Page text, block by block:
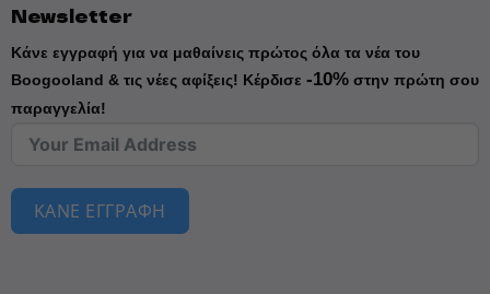
Newsletter
Κάνε εγγραφή για να μαθαίνεις πρώτος όλα τα νέα του
Boogooland & τις νέες αφίξεις! Κέρδισε -10%στην πρώτη σου
παραγγελία!
ΚΑΝΕ ΕΓΓΡΑΦΗ